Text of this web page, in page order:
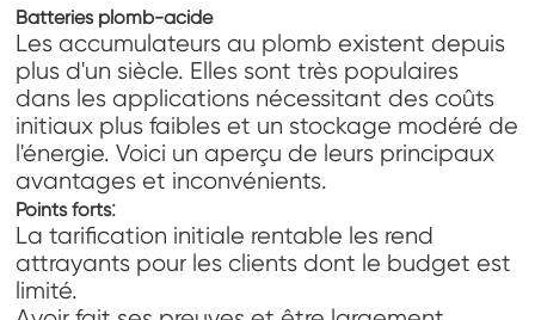
Batteries plomb-acide
Les accumulateurs au plomb existent depuis
plus d'un siècle. Elles sont très populaires
dans les applications nécessitant des coûts
initiaux plus faibles et un stockage modéré de
l'énergie. Voici un aperçu de leurs principaux
avantages et inconvénients.
Points forts:
La tarification initiale rentable les rend
attrayants pour les clients dont le budget est
limité.